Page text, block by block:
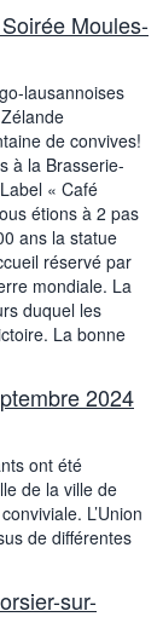
Moules-
lausannoises
de convives!
à la Brasserie-
« Café
étions à 2 pas
ans la statue
réservé par
mondiale. La
duquel les
La bonne
2024
ont été
de la ville de
L’Union
de différentes
sur-